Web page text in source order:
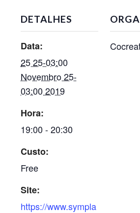
DETALHES
Data:
25 25-03:00
Novembro 25-
03:00 2019
Hora:
19:00 - 20:30
Custo:
Free
Site:
https://www.sympla